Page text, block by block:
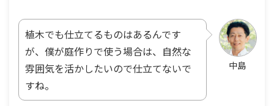
中島
植木でも仕立てるものはあるんです
が、僕が庭作りで使う場合は、自然な
雰囲気を活かしたいので仕立てないで
すね。